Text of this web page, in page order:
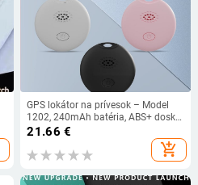
GPS lokátor na prívesok – Model
1202, 240mAh batéria, ABS+ doska,
kompatibilný s iOS
21.66 €
add_shopping_cart